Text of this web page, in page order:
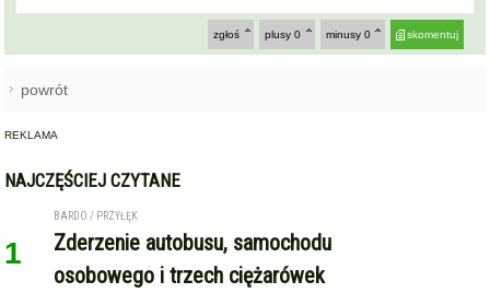
skomentuj
minusy 0
plusy 0
zgłoś
powrót
REKLAMA
NAJCZĘŚCIEJ CZYTANE
1
BARDO / PRZYŁĘK
Zderzenie autobusu, samochodu
osobowego i trzech ciężarówek